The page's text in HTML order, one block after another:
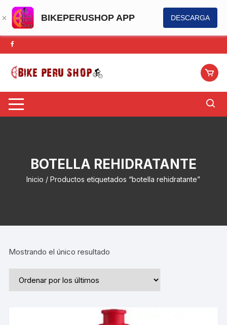
BIKEPERUSHOP APP DESCARGA
Saltar
al
contenido
BOTELLA REHIDRATANTE
Inicio / Productos etiquetados “botella rehidratante”
Mostrando el único resultado